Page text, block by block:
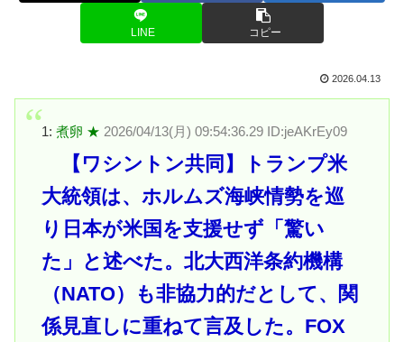
LINE コピー
2026.04.13
1: 煮卵 ★ 2026/04/13(月) 09:54:36.29 ID:jeAKrEy09
【ワシントン共同】トランプ米
大統領は、ホルムズ海峡情勢を巡
り日本が米国を支援せず「驚い
た」と述べた。北大西洋条約機構
（NATO）も非協力的だとして、関
係見直しに重ねて言及した。FOX